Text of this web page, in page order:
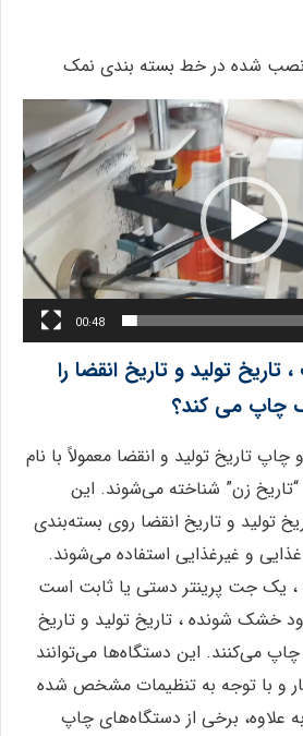
شده در خط بسته بندی نمک
00:48
تولید و تاریخ انقضا را
می کند؟
تاریخ تولید و انقضا معمولاً با نام
زن” شناخته می‌شوند. این
تولید و تاریخ انقضا روی بسته‌بندی
و غیرغذایی استفاده می‌شوند.
یک جت پرینتر دستی یا ثابت است
خشک شونده ، تاریخ تولید و تاریخ
می‌کنند. این دستگاه‌ها می‌توانند
و با توجه به تنظیمات مشخص شده
برخی از دستگاه‌های چاپ